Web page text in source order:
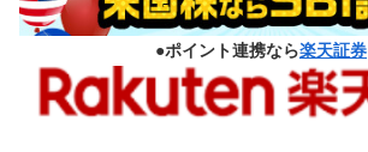
●ポイント連携なら楽天証券